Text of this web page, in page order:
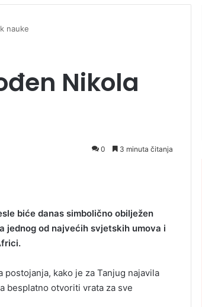
nauke
Nikola
0 3 minuta čitanja
biće danas simbolično obilježen
jednog od najvećih svjetskih umova i
kako je za Tanjug najavila
besplatno otvoriti vrata za sve